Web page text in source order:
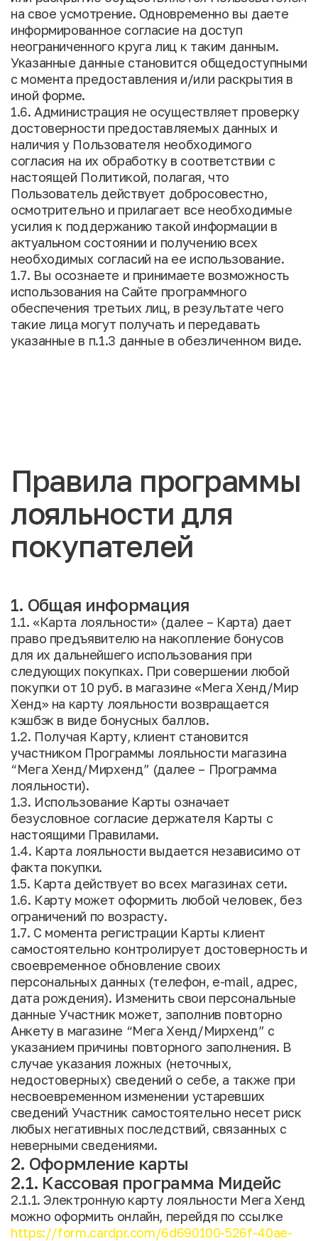
на свое усмотрение. Одновременно вы даете
информированное согласие на доступ
неограниченного круга лиц к таким данным.
Указанные данные становится общедоступными
с момента предоставления и/или раскрытия в
иной форме.
1.6. Администрация не осуществляет проверку
достоверности предоставляемых данных и
наличия у Пользователя необходимого
согласия на их обработку в соответствии с
настоящей Политикой, полагая, что
Пользователь действует добросовестно,
осмотрительно и прилагает все необходимые
усилия к поддержанию такой информации в
актуальном состоянии и получению всех
необходимых согласий на ее использование.
1.7. Вы осознаете и принимаете возможность
использования на Сайте программного
обеспечения третьих лиц, в результате чего
такие лица могут получать и передавать
указанные в п.1.3 данные в обезличенном виде.
Правила программы
лояльности для
покупателей
1. Общая информация
1.1. «Карта лояльности» (далее – Карта) дает
право предъявителю на накопление бонусов
для их дальнейшего использования при
следующих покупках. При совершении любой
покупки от 10 руб. в магазине «Мега Хенд/Мир
Хенд» на карту лояльности возвращается
кэшбэк в виде бонусных баллов.
1.2. Получая Карту, клиент становится
участником Программы лояльности магазина
“Мега Хенд/Мирхенд” (далее – Программа
лояльности).
1.3. Использование Карты означает
безусловное согласие держателя Карты с
настоящими Правилами.
1.4. Карта лояльности выдается независимо от
факта покупки.
1.5. Карта действует во всех магазинах сети.
1.6. Карту может оформить любой человек, без
ограничений по возрасту.
1.7. С момента регистрации Карты клиент
самостоятельно контролирует достоверность и
своевременное обновление своих
персональных данных (телефон, e-mail, адрес,
дата рождения). Изменить свои персональные
данные Участник может, заполнив повторно
Анкету в магазине “Мега Хенд/Мирхенд” с
указанием причины повторного заполнения. В
случае указания ложных (неточных,
недостоверных) сведений о себе, а также при
несвоевременном изменении устаревших
сведений Участник самостоятельно несет риск
любых негативных последствий, связанных с
неверными сведениями.
2. Оформление карты
2.1. Кассовая программа Мидейс
2.1.1. Электронную карту лояльности Мега Хенд
можно оформить онлайн, перейдя по ссылке
https://form.cardpr.com/6d690100-526f-40ae-